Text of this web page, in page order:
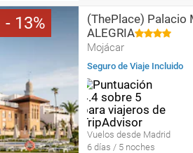
13
(ThePlace) Palacio
ALEGRIA
Mojácar
Seguro de Viaje Incluido
Vuelos desde Madrid
6 días / 5 noches